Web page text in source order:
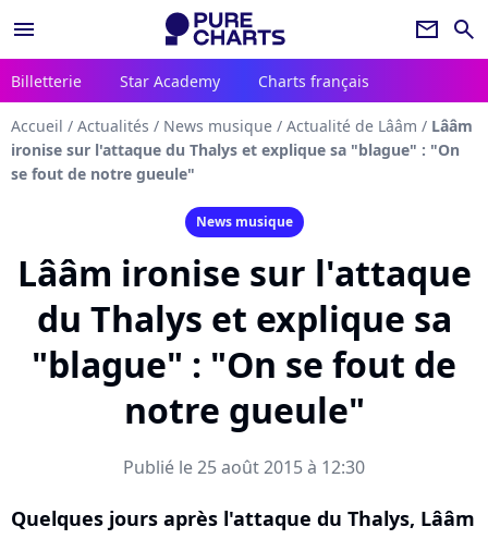
menu newsletter search
Billetterie Star Academy Charts français
Accueil / Actualités / News musique / Actualité de Lââm / Lââm
ironise sur l'attaque du Thalys et explique sa "blague" : "On
se fout de notre gueule"
News musique
Lââm ironise sur l'attaque
du Thalys et explique sa
"blague" : "On se fout de
notre gueule"
Publié le 25 août 2015 à 12:30
Quelques jours après l'attaque du Thalys, Lââm